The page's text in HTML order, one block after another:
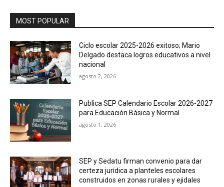
MOST POPULAR
Ciclo escolar 2025-2026 exitoso; Mario
Delgado destaca logros educativos a nivel
nacional
agosto 2, 2026
Publica SEP Calendario Escolar 2026-2027
para Educación Básica y Normal
agosto 1, 2026
SEP y Sedatu firman convenio para dar
certeza jurídica a planteles escolares
construidos en zonas rurales y ejidales